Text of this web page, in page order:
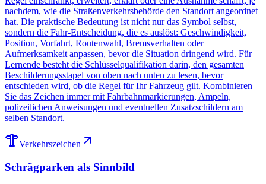
nachdem, wie die Straßenverkehrsbehörde den Standort angeordnet
hat. Die praktische Bedeutung ist nicht nur das Symbol selbst,
sondern die Fahr-Entscheidung, die es auslöst: Geschwindigkeit,
Position, Vorfahrt, Routenwahl, Bremsverhalten oder
Aufmerksamkeit anpassen, bevor die Situation dringend wird. Für
Lernende besteht die Schlüsselqualifikation darin, den gesamten
Beschilderungsstapel von oben nach unten zu lesen, bevor
entschieden wird, ob die Regel für Ihr Fahrzeug gilt. Kombinieren
Sie das Zeichen immer mit Fahrbahnmarkierungen, Ampeln,
polizeilichen Anweisungen und eventuellen Zusatzschildern am
selben Standort.
Verkehrszeichen
Schrägparken als Sinnbild